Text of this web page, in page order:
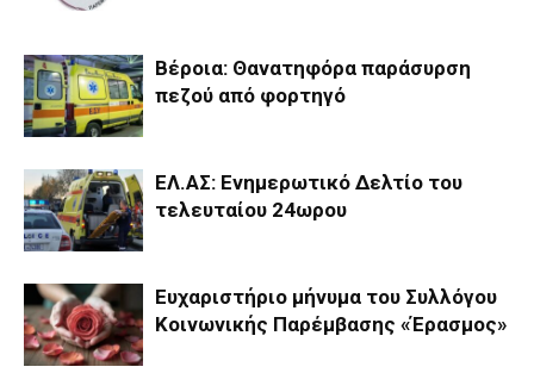
Βέροια: Θανατηφόρα παράσυρση
πεζού από φορτηγό
ΕΛ.ΑΣ: Ενημερωτικό Δελτίο του
τελευταίου 24ωρου
Ευχαριστήριο μήνυμα του Συλλόγου
Κοινωνικής Παρέμβασης «Έρασμος»